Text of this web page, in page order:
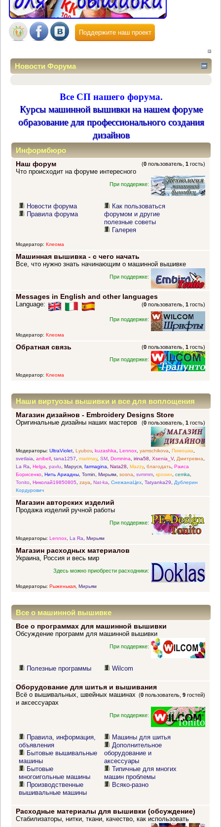
Поддержите наш проект
Новости Форума
Все СП нашего форума.
Курсы машинной вышивки на нашем форуме
образование для профессионального создания
дизайнов
Информбюро
Наш форум (0 пользователь,1 гость)
Что происходит на форуме интересного
При поддержке:
Новости форума
Правила форума
Как пользоваться
форумом и другие
полезные советы
Галерея
Модератор: Клеома
Машинная вышивка - с чего начать
Все, что нужно знать начинающим о машинной вышивке
При поддержке:
Messages in English and other languages
(0 пользователь,1 гость)
Language:
При поддержке:
Модератор: Клеома
Обратная связь (0 пользователь,1 гость)
При поддержке:
Модератор: Клеома
Наши виртуозы вышивки и все для воплощения
прекрасных идей
Магазин дизайнов - Embroidery Designs Store
(0 пользователь,1 гость)
Оригинальные дизайны наших мастеров
Модераторы: UltraViolet, Lyubov, kuzashka, Lennox, yamschikova, Пимошка,
svetlaia, anibell, tana1257, marimay, SM, Domnina, irina58, Xsenia_V, Дмитревна,
La Ra, Helga, pavlu, Маруся, farmagina, Nata28, Mazzy, благодать, Раиса
Борисенко, Нить Ариадны, Tomin, Мирьям, sosna, svmmm, крохин, cemka,
Tonito, Николай19850805, zaya, Nat-ka, СнежанаЦех, Tatyanka29, Дублерин
Кордурович
Магазин авторских изделий
Продажа изделий ручной работы
При поддержке:
Модераторы: Lennox, La Ra, Мирьям
Магазин расходных материалов
Украина, Россия и весь мир
Здесь можно приобрести расходники:
Модераторы: Рыженькая, Мирьям
Все о машинной вышивке
Все о программах для машинной вышивки
Обсуждение программ для машинной вышивки
При поддержке:
Полезные программы Wilcom
Оборудование для шитья и вышивания
(0 пользователь,9 гостей)
Всё о вышивальных, швейных машинах
и аксессуарах
При поддержке:
Правила, информация,
объявления
Бытовые вышивальные
машины
Бытовые
многоигольные машины
Производственные
вышивальные машины
Машины для шитья
Дополнительное
оборудование и
аксессуары
Типичные для многих
машин проблемы
Всяко-разно
Расходные материалы для вышивки (обсуждение)
Стабилизаторы, нитки, ткани, качество, как использовать